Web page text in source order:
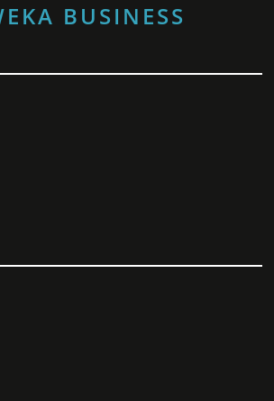
BUSINESS